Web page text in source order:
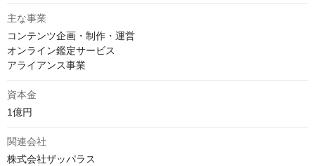
主な事業
コンテンツ企画・制作・運営
オンライン鑑定サービス
アライアンス事業
資本金
1億円
関連会社
株式会社ザッパラス